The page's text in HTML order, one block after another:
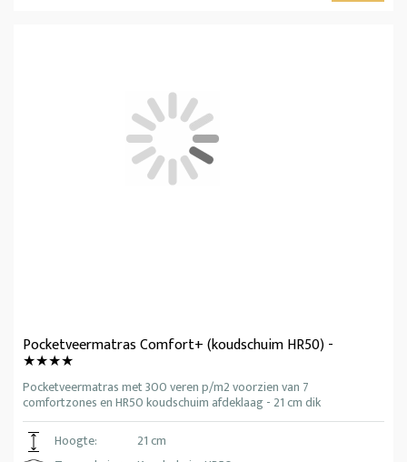
Pocketveermatras Comfort+ (koudschuim HR50) -
★★★★
Pocketveermatras met 300 veren p/m2 voorzien van 7
comfortzones en HR50 koudschuim afdeklaag - 21 cm dik
Hoogte:
21 cm